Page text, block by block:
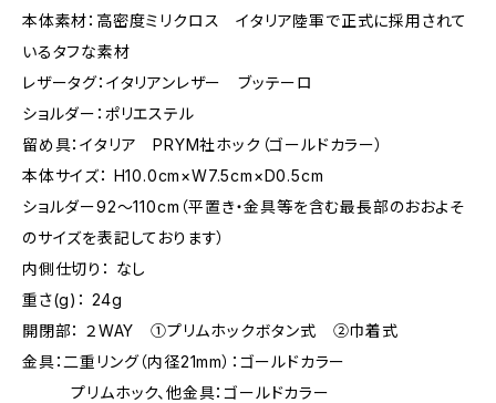
本体素材：高密度ミリクロス イタリア陸軍で正式に採用されて
いるタフな素材
レザータグ：イタリアンレザー ブッテーロ
ショルダー：ポリエステル
留め具：イタリア PRYM社ホック（ゴールドカラー）
本体サイズ： H10.0cm×W7.5cm×D0.5cm
ショルダー92〜110cm（平置き・金具等を含む最長部のおおよそ
のサイズを表記しております）
内側仕切り： なし
重さ(g)： 24g
開閉部： ２WAY ①プリムホックボタン式 ②巾着式
金具：二重リング（内径21mm）：ゴールドカラー
プリムホック、他金具：ゴールドカラー